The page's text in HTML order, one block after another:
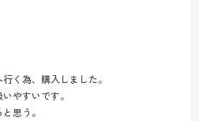
く為、購入しました。
やすいです。
思う。